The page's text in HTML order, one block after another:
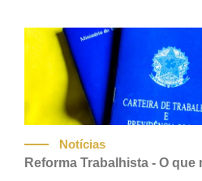
Notícias
Reforma Trabalhista - O